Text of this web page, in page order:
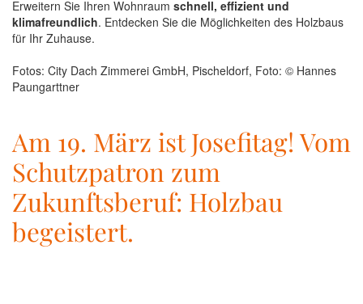
Erweitern Sie Ihren Wohnraum schnell, effizient und
klimafreundlich. Entdecken Sie die Möglichkeiten des Holzbaus
für Ihr Zuhause.
Fotos: City Dach Zimmerei GmbH, Pischeldorf, Foto: © Hannes
Paungarttner
Am 19. März ist Josefitag! Vom
Schutzpatron zum
Zukunftsberuf: Holzbau
begeistert.